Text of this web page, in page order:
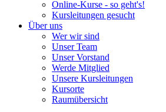
Online-Kurse - so geht's!
Kursleitungen gesucht
Über uns
Wer wir sind
Unser Team
Unser Vorstand
Werde Mitglied
Unsere Kursleitungen
Kursorte
Raumübersicht